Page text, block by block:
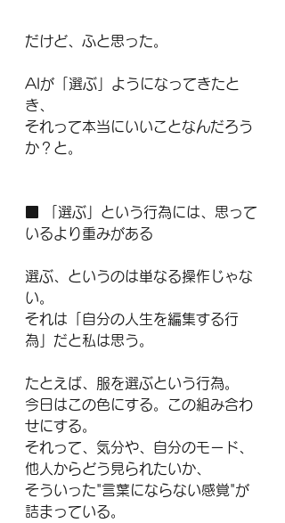
だけど、ふと思った。
AIが「選ぶ」ようになってきたと
き、
それって本当にいいことなんだろう
か？と。
■ 「選ぶ」という行為には、思って
いるより重みがある
選ぶ、というのは単なる操作じゃな
い。
それは「自分の人生を編集する行
為」だと私は思う。
たとえば、服を選ぶという行為。
今日はこの色にする。この組み合わ
せにする。
それって、気分や、自分のモード、
他人からどう見られたいか、
そういった"言葉にならない感覚"が
詰まっている。